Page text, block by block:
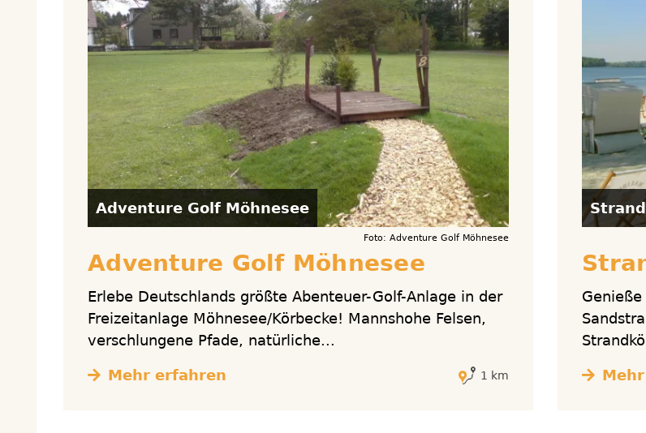
Adventure Golf Möhnesee
Foto: Adventure Golf Möhnesee
Adventure Golf Möhnesee
Erlebe Deutschlands größte Abenteuer-Golf-Anlage in der
Freizeitanlage Möhnesee/Körbecke! Mannshohe Felsen,
verschlungene Pfade, natürliche...
Mehr erfahren 1 km